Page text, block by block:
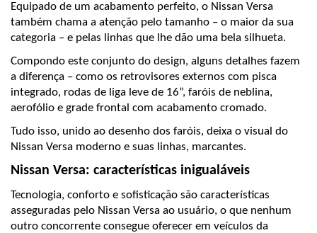
Equipado de um acabamento perfeito, o Nissan Versa
também chama a atenção pelo tamanho – o maior da sua
categoria – e pelas linhas que lhe dão uma bela silhueta.
Compondo este conjunto do design, alguns detalhes fazem
a diferença – como os retrovisores externos com pisca
integrado, rodas de liga leve de 16”, faróis de neblina,
aerofólio e grade frontal com acabamento cromado.
Tudo isso, unido ao desenho dos faróis, deixa o visual do
Nissan Versa moderno e suas linhas, marcantes.
Nissan Versa: características inigualáveis
Tecnologia, conforto e sofisticação são características
asseguradas pelo Nissan Versa ao usuário, o que nenhum
outro concorrente consegue oferecer em veículos da